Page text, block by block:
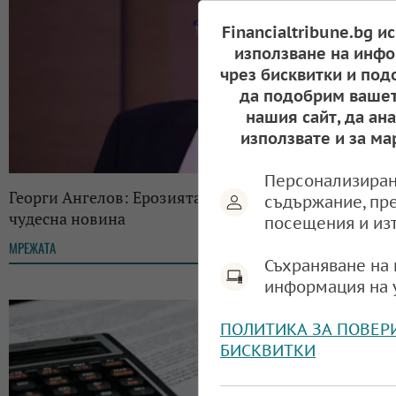
Георги Ангелов: Ерозията на картела ОПЕК е
чудесна новина
МРЕЖАТА
Financialtribune.bg
използване на
чрез бисквитки и
да подобрим
нашия сайт, да
използвате и за
съдържание,
посещения и
Съхраняване
информация на
ПОЛИТИКА ЗА
БИСКВИТКИ